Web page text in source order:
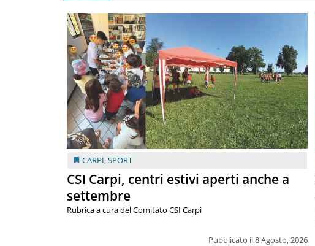
CARPI,SPORT
CSI Carpi, centri estivi aperti anche a
settembre
Pubblicato il 8 Agosto, 2026
Rubrica a cura del Comitato CSI Carpi